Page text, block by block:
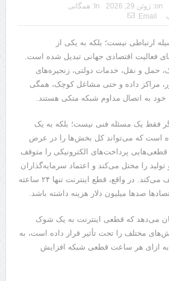
on: ژوئن 29, 2026 In: همگانی
Email
ارتباطی نیست؛ بلکه به یکی از
فعالیت اقتصادی جهانی تبدیل شده است.
حمل و نقل، خدمات دولتی، زنجیره‌های
دور، مراکز داده و حتی مشاغل کوچک، همگی
خود به اتصال مداوم شبکه متکی هستند.
فقط یک مسئله فنی نیست؛ بلکه به یک
است که می‌تواند کل بخش‌ها را در عرض
پرداخت‌های الکترونیکی را متوقف
را مختل می‌کند و اعتماد سرمایه‌گذاران
و ثبات کسب‌وکار را تضعیف می‌کند. در واقع، قطع اینترنت تنها ۲۴ ساعته
صدها میلیون دلار هزینه داشته باشد.
می‌دهد که قطعی اینترنت به یک شوک
مختلف را تحت تأثیر قرار داده است، به
ازای هر ساعت قطعی شبکه افزایش